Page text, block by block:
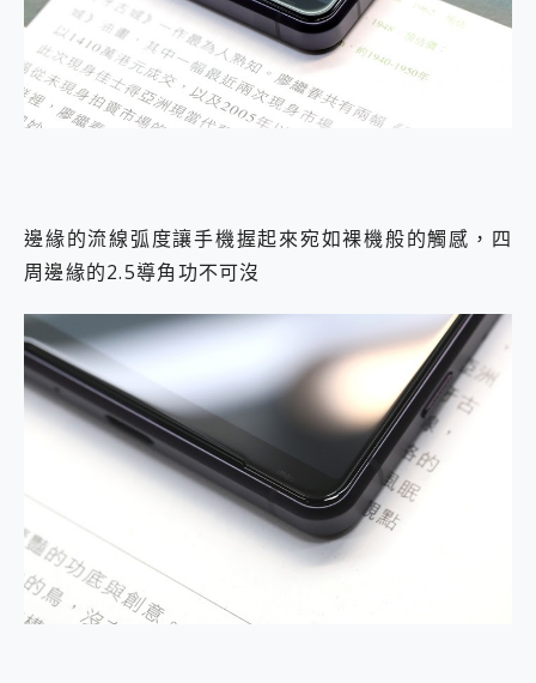
邊緣的流線弧度讓手機握起來宛如裸機般的觸感，四
周邊緣的2.5導角功不可沒